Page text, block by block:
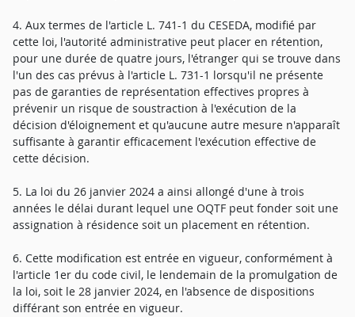
4. Aux termes de l'article L. 741-1 du CESEDA, modifié par
cette loi, l'autorité administrative peut placer en rétention,
pour une durée de quatre jours, l'étranger qui se trouve dans
l'un des cas prévus à l'article L. 731-1 lorsqu'il ne présente
pas de garanties de représentation effectives propres à
prévenir un risque de soustraction à l'exécution de la
décision d'éloignement et qu'aucune autre mesure n'apparaît
suffisante à garantir efficacement l'exécution effective de
cette décision.
5. La loi du 26 janvier 2024 a ainsi allongé d'une à trois
années le délai durant lequel une OQTF peut fonder soit une
assignation à résidence soit un placement en rétention.
6. Cette modification est entrée en vigueur, conformément à
l'article 1er du code civil, le lendemain de la promulgation de
la loi, soit le 28 janvier 2024, en l'absence de dispositions
différant son entrée en vigueur.